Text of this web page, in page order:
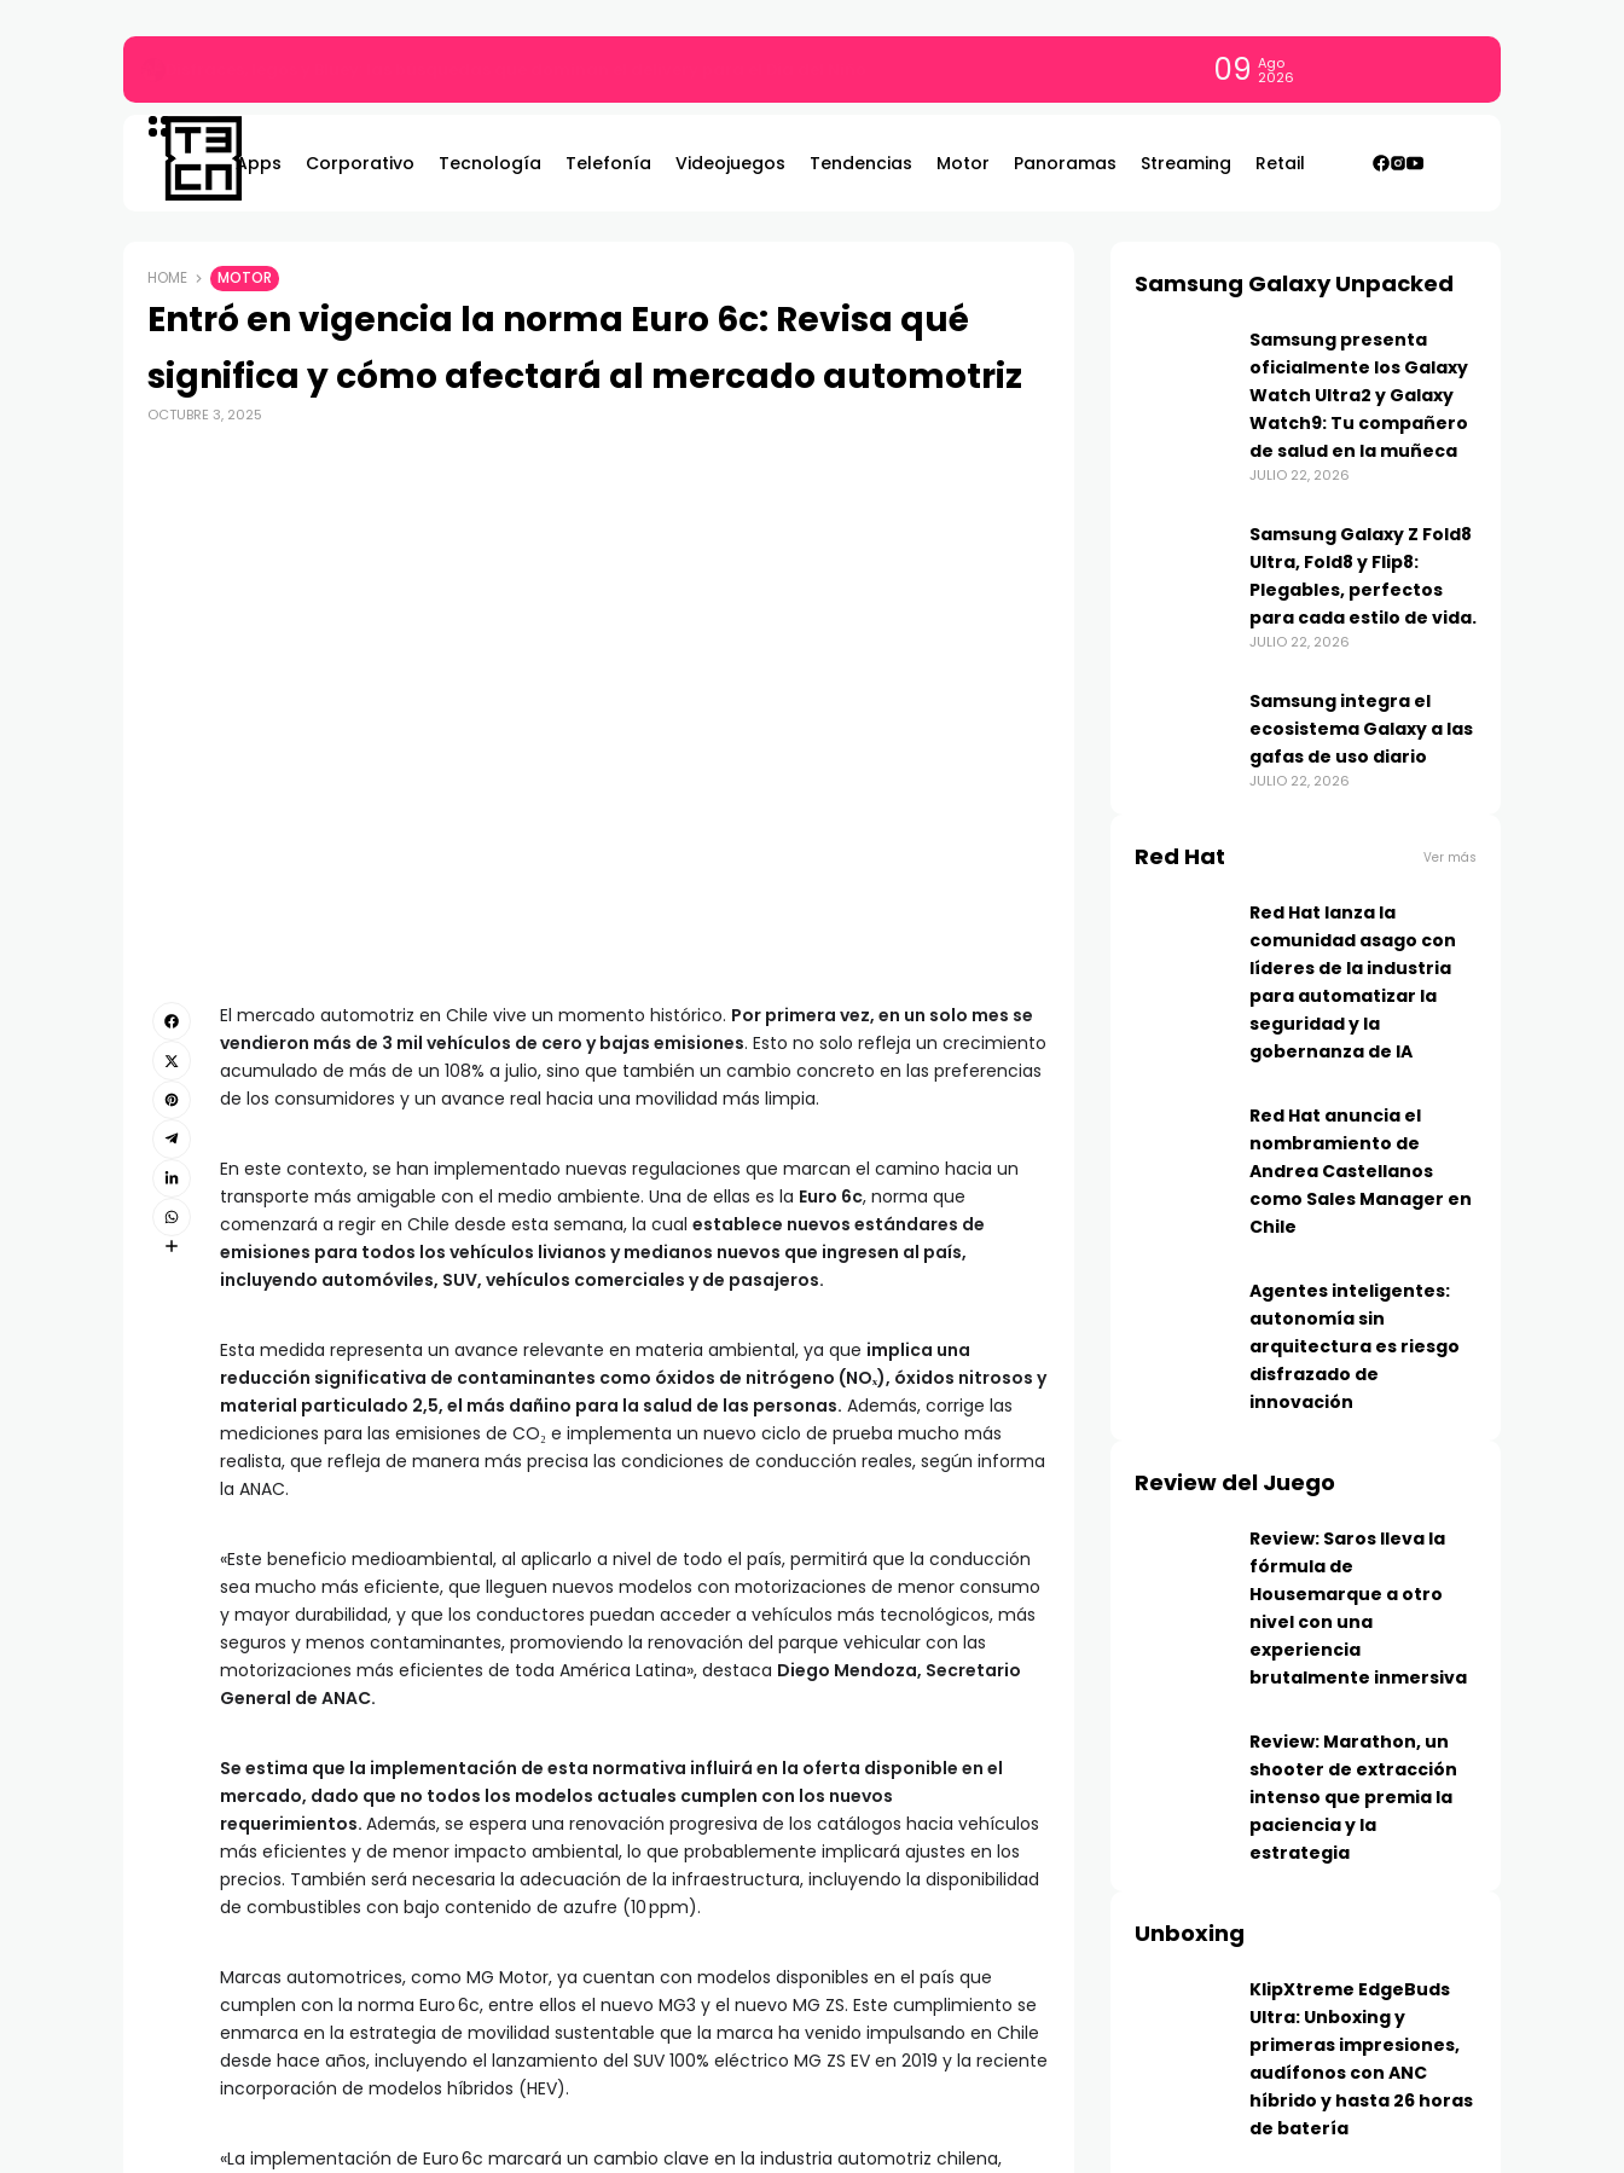
09 Ago
2026
Apps Corporativo Tecnología Telefonía Videojuegos Tendencias Motor Panoramas Streaming Retail
HOME MOTOR
Entró en vigencia la norma Euro 6c: Revisa qué
significa y cómo afectará al mercado automotriz
OCTUBRE 3, 2025
El mercado automotriz en Chile vive un momento histórico. Por primera vez, en un solo mes se
vendieron más de 3 mil vehículos de cero y bajas emisiones. Esto no solo refleja un crecimiento
acumulado de más de un 108% a julio, sino que también un cambio concreto en las preferencias
de los consumidores y un avance real hacia una movilidad más limpia.
En este contexto, se han implementado nuevas regulaciones que marcan el camino hacia un
transporte más amigable con el medio ambiente. Una de ellas es la Euro 6c, norma que
comenzará a regir en Chile desde esta semana, la cual establece nuevos estándares de
emisiones para todos los vehículos livianos y medianos nuevos que ingresen al país,
incluyendo automóviles, SUV, vehículos comerciales y de pasajeros.
Esta medida representa un avance relevante en materia ambiental, ya que implica una
reducción significativa de contaminantes como óxidos de nitrógeno (NOₓ), óxidos nitrosos y
material particulado 2,5, el más dañino para la salud de las personas. Además, corrige las
mediciones para las emisiones de CO₂ e implementa un nuevo ciclo de prueba mucho más
realista, que refleja de manera más precisa las condiciones de conducción reales, según informa
la ANAC.
«Este beneficio medioambiental, al aplicarlo a nivel de todo el país, permitirá que la conducción
sea mucho más eficiente, que lleguen nuevos modelos con motorizaciones de menor consumo
y mayor durabilidad, y que los conductores puedan acceder a vehículos más tecnológicos, más
seguros y menos contaminantes, promoviendo la renovación del parque vehicular con las
motorizaciones más eficientes de toda América Latina», destaca Diego Mendoza, Secretario
General de ANAC.
Se estima que la implementación de esta normativa influirá en la oferta disponible en el
mercado, dado que no todos los modelos actuales cumplen con los nuevos
requerimientos. Además, se espera una renovación progresiva de los catálogos hacia vehículos
más eficientes y de menor impacto ambiental, lo que probablemente implicará ajustes en los
precios. También será necesaria la adecuación de la infraestructura, incluyendo la disponibilidad
de combustibles con bajo contenido de azufre (10 ppm).
Marcas automotrices, como MG Motor, ya cuentan con modelos disponibles en el país que
cumplen con la norma Euro 6c, entre ellos el nuevo MG3 y el nuevo MG ZS. Este cumplimiento se
enmarca en la estrategia de movilidad sustentable que la marca ha venido impulsando en Chile
desde hace años, incluyendo el lanzamiento del SUV 100% eléctrico MG ZS EV en 2019 y la reciente
incorporación de modelos híbridos (HEV).
«La implementación de Euro 6c marcará un cambio clave en la industria automotriz chilena,
Samsung Galaxy Unpacked
Samsung presenta
oficialmente los Galaxy
Watch Ultra2 y Galaxy
Watch9: Tu compañero
de salud en la muñeca
JULIO 22, 2026
Samsung Galaxy Z Fold8
Ultra, Fold8 y Flip8:
Plegables, perfectos
para cada estilo de vida.
JULIO 22, 2026
Samsung integra el
ecosistema Galaxy a las
gafas de uso diario
JULIO 22, 2026
Red Hat Ver más
Red Hat lanza la
comunidad asago con
líderes de la industria
para automatizar la
seguridad y la
gobernanza de IA
Red Hat anuncia el
nombramiento de
Andrea Castellanos
como Sales Manager en
Chile
Agentes inteligentes:
autonomía sin
arquitectura es riesgo
disfrazado de
innovación
Review del Juego
Review: Saros lleva la
fórmula de
Housemarque a otro
nivel con una
experiencia
brutalmente inmersiva
Review: Marathon, un
shooter de extracción
intenso que premia la
paciencia y la
estrategia
Unboxing
KlipXtreme EdgeBuds
Ultra: Unboxing y
primeras impresiones,
audífonos con ANC
híbrido y hasta 26 horas
de batería